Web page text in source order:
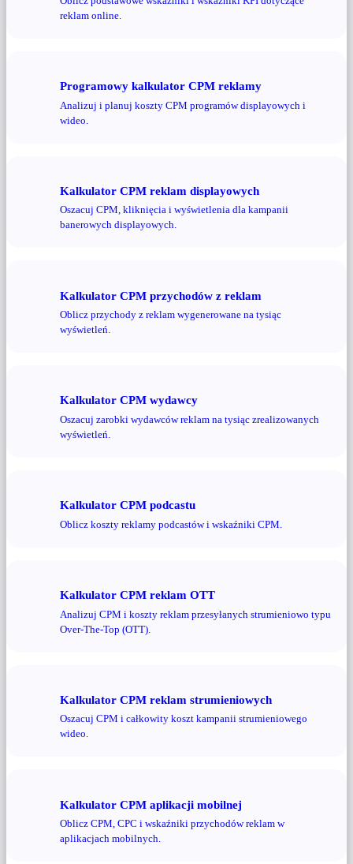
reklam online.
Programowy kalkulator CPM reklamy
Analizuj i planuj koszty CPM programów displayowych i
wideo.
Kalkulator CPM reklam displayowych
Oszacuj CPM, kliknięcia i wyświetlenia dla kampanii
banerowych displayowych.
Kalkulator CPM przychodów z reklam
Oblicz przychody z reklam wygenerowane na tysiąc
wyświetleń.
Kalkulator CPM wydawcy
Oszacuj zarobki wydawców reklam na tysiąc zrealizowanych
wyświetleń.
Kalkulator CPM podcastu
Oblicz koszty reklamy podcastów i wskaźniki CPM.
Kalkulator CPM reklam OTT
Analizuj CPM i koszty reklam przesyłanych strumieniowo typu
Over-The-Top (OTT).
Kalkulator CPM reklam strumieniowych
Oszacuj CPM i całkowity koszt kampanii strumieniowego
wideo.
Kalkulator CPM aplikacji mobilnej
Oblicz CPM, CPC i wskaźniki przychodów reklam w
aplikacjach mobilnych.